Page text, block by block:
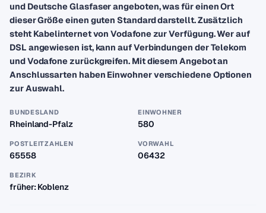
und Deutsche Glasfaser angeboten, was für einen Ort
dieser Größe einen guten Standard darstellt. Zusätzlich
steht Kabelinternet von Vodafone zur Verfügung. Wer auf
DSL angewiesen ist, kann auf Verbindungen der Telekom
und Vodafone zurückgreifen. Mit diesem Angebot an
Anschlussarten haben Einwohner verschiedene Optionen
zur Auswahl.
BUNDESLAND
Rheinland-Pfalz
EINWOHNER
580
POSTLEITZAHLEN
65558
VORWAHL
06432
BEZIRK
früher: Koblenz